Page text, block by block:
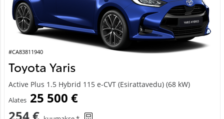
#CA83811940
Toyota Yaris
Active Plus 1.5 Hybrid 115 e-CVT (Esirattavedu) (68 kW)
Alates 25 500 €